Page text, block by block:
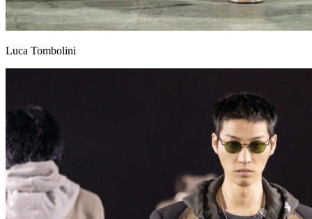
Luca Tombolini